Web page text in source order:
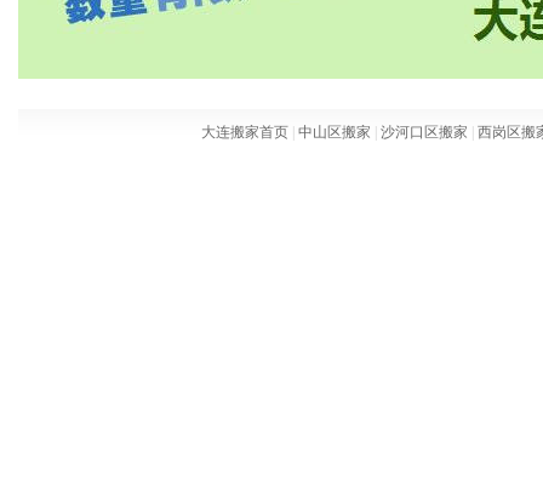
大连搬家首页| 中山区搬家 沙河口区搬家 西岗区搬